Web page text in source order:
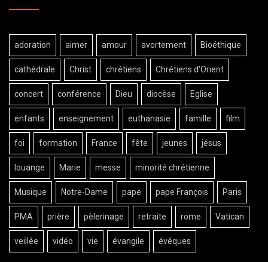
adoration aimer amour avortement Bioéthique
cathédrale Christ chrétiens Chrétiens d'Orient
concert conférence Dieu diocèse Eglise
enfants enseignement euthanasie famille film
foi formation France fête jeunes jésus
louange Marie messe minorité chrétienne
Musique Notre-Dame pape pape François Paris
PMA prière pèlerinage retraite rome Vatican
veillée vidéo vie évangile évêques